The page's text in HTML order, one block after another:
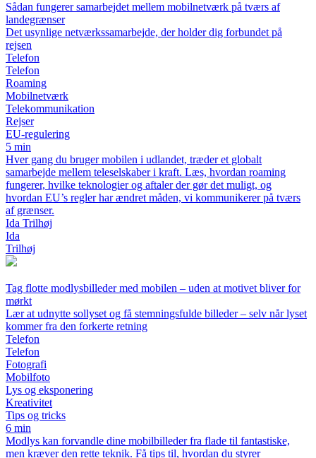
Sådan fungerer samarbejdet mellem mobilnetværk på tværs af
landegrænser
Det usynlige netværkssamarbejde, der holder dig forbundet på
rejsen
Telefon
Telefon
Roaming
Mobilnetværk
Telekommunikation
Rejser
EU-regulering
5 min
Hver gang du bruger mobilen i udlandet, træder et globalt
samarbejde mellem teleselskaber i kraft. Læs, hvordan roaming
fungerer, hvilke teknologier og aftaler der gør det muligt, og
hvordan EU’s regler har ændret måden, vi kommunikerer på tværs
af grænser.
Ida Trilhøj
Ida
Trilhøj
Tag flotte modlysbilleder med mobilen – uden at motivet bliver for
mørkt
Lær at udnytte sollyset og få stemningsfulde billeder – selv når lyset
kommer fra den forkerte retning
Telefon
Telefon
Fotografi
Mobilfoto
Lys og eksponering
Kreativitet
Tips og tricks
6 min
Modlys kan forvandle dine mobilbilleder fra flade til fantastiske,
men kræver den rette teknik. Få tips til, hvordan du styrer